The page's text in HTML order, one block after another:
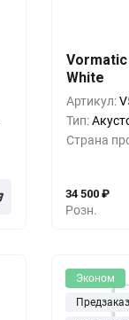
Vormatic
White
Артикул:
Тип:
Страна
Розн.
34 500 ₽
1+
5+
10+
Эконом
Предзаказ